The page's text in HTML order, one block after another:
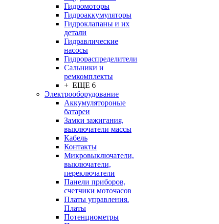
Гидромоторы
Гидроаккумуляторы
Гидроклапаны и их
детали
Гидравлические
насосы
Гидрораспределители
Сальники и
ремкомплекты
+ ЕЩЕ 6
Электрооборудование
Аккумулятороные
батареи
Замки зажигания,
выключатели массы
Кабель
Контакты
Микровыключатели,
выключатели,
переключатели
Панели приборов,
счетчики моточасов
Платы управления.
Платы
Потенциометры